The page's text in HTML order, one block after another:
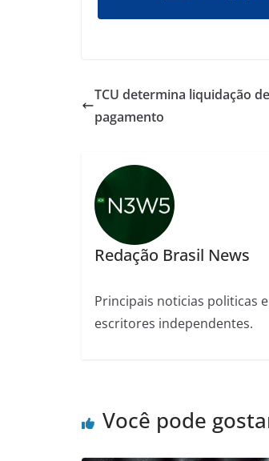
TCU determina liquidação
pagamento
Redação Brasil News
Principais noticias politicas
escritores independentes.
Você pode